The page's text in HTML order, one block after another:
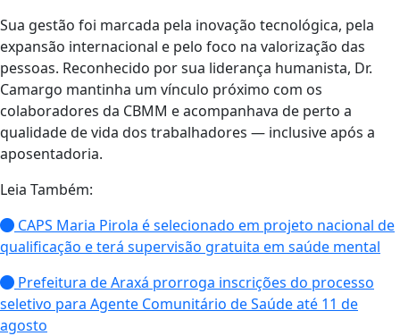
Sua gestão foi marcada pela inovação tecnológica, pela
expansão internacional e pelo foco na valorização das
pessoas. Reconhecido por sua liderança humanista, Dr.
Camargo mantinha um vínculo próximo com os
colaboradores da CBMM e acompanhava de perto a
qualidade de vida dos trabalhadores — inclusive após a
aposentadoria.
Leia Também:
CAPS Maria Pirola é selecionado em projeto nacional de
qualificação e terá supervisão gratuita em saúde mental
Prefeitura de Araxá prorroga inscrições do processo
seletivo para Agente Comunitário de Saúde até 11 de
agosto